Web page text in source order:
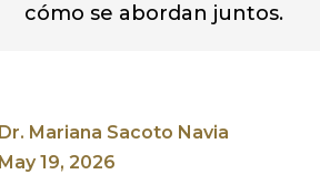
cómo se abordan juntos.
Dr. Mariana Sacoto Navia
May 19, 2026